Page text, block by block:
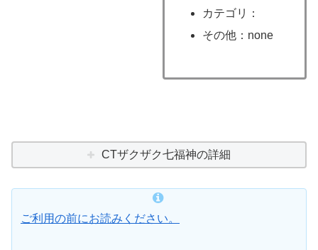
カテゴリ：
その他：none
CTザクザク七福神の詳細
ご利用の前にお読みください。